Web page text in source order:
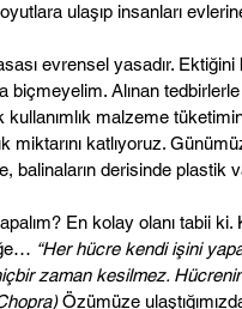
ulaşıp insanları
evrensel yasadır.
biçmeyelim. Alınan
kullanımlık malzeme
miktarını katlıyoruz.
balinaların derisinde plastik
En kolay olanı tabii
“Her hücre kendi işini
zaman kesilmez. Hücrenin
Özümüze